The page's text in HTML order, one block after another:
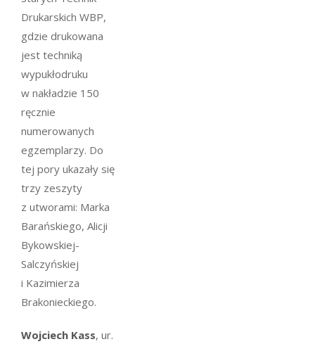
Drukarskich WBP,
gdzie drukowana
jest techniką
wypukłodruku
w nakładzie 150
ręcznie
numerowanych
egzemplarzy. Do
tej pory ukazały się
trzy zeszyty
z utworami: Marka
Barańskiego, Alicji
Bykowskiej-
Salczyńskiej
i Kazimierza
Brakonieckiego.
Wojciech Kass, ur.